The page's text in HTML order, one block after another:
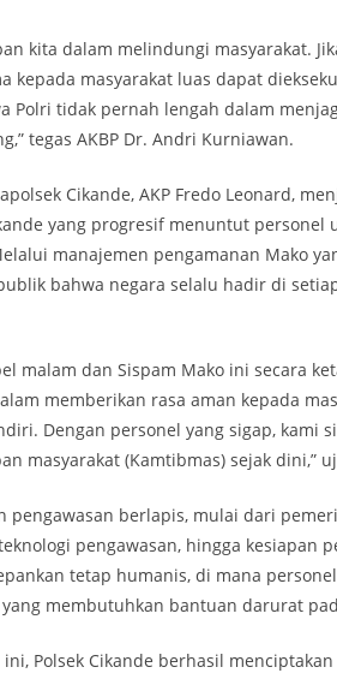
kita dalam melindungi masyarakat.
kepada masyarakat luas dapat
Polri tidak pernah lengah dalam
tegas AKBP Dr. Andri Kurniawan.
Cikande, AKP Fredo Leonard,
yang progresif menuntut personel
manajemen pengamanan Mako
bahwa negara selalu hadir di
malam dan Sispam Mako ini secara
memberikan rasa aman kepada
Dengan personel yang sigap, kami
masyarakat (Kamtibmas) sejak dini,”
pengawasan berlapis, mulai dari
pengawasan, hingga kesiapan
tetap humanis, di mana
membutuhkan bantuan darurat
Polsek Cikande berhasil